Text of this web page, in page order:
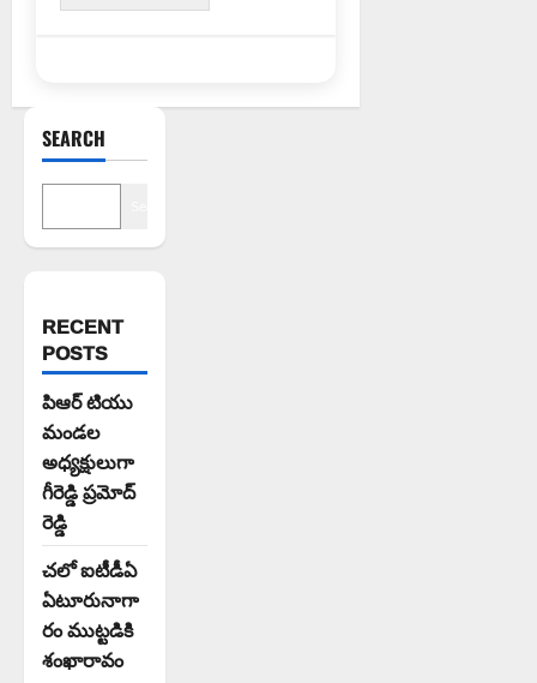
SEARCH
RECENT
POSTS
పిఆర్ టియు
మండల
అధ్యక్షులుగా
గీరెడ్డి ప్రమోద్
రెడ్డి
చలో ఐటీడీఏ
ఏటూరునాగా
రం ముట్టడికి
శంఖారావం